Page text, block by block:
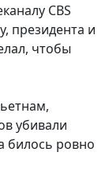
CBS
президента и
чтобы
убивали
билось ровно